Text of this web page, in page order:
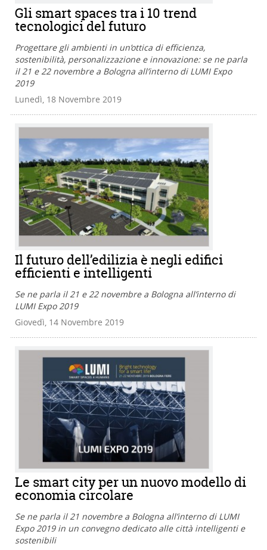
Gli smart spaces tra i 10 trend
tecnologici del futuro
Progettare gli ambienti in un’ottica di efficienza,
sostenibilità, personalizzazione e innovazione: se ne parla
il 21 e 22 novembre a Bologna all’interno di LUMI Expo
2019
Lunedì, 18 Novembre 2019
Il futuro dell’edilizia è negli edifici
efficienti e intelligenti
Se ne parla il 21 e 22 novembre a Bologna all’interno di
LUMI Expo 2019
Giovedì, 14 Novembre 2019
Le smart city per un nuovo modello di
economia circolare
Se ne parla il 21 novembre a Bologna all’interno di LUMI
Expo 2019 in un convegno dedicato alle città intelligenti e
sostenibili